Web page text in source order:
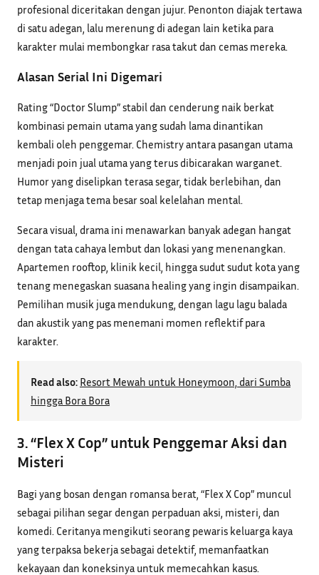
profesional diceritakan dengan jujur. Penonton diajak tertawa
di satu adegan, lalu merenung di adegan lain ketika para
karakter mulai membongkar rasa takut dan cemas mereka.
Alasan Serial Ini Digemari
Rating “Doctor Slump” stabil dan cenderung naik berkat
kombinasi pemain utama yang sudah lama dinantikan
kembali oleh penggemar. Chemistry antara pasangan utama
menjadi poin jual utama yang terus dibicarakan warganet.
Humor yang diselipkan terasa segar, tidak berlebihan, dan
tetap menjaga tema besar soal kelelahan mental.
Secara visual, drama ini menawarkan banyak adegan hangat
dengan tata cahaya lembut dan lokasi yang menenangkan.
Apartemen rooftop, klinik kecil, hingga sudut sudut kota yang
tenang menegaskan suasana healing yang ingin disampaikan.
Pemilihan musik juga mendukung, dengan lagu lagu balada
dan akustik yang pas menemani momen reflektif para
karakter.
Read also: Resort Mewah untuk Honeymoon, dari Sumba
hingga Bora Bora
3. “Flex X Cop” untuk Penggemar Aksi dan
Misteri
Bagi yang bosan dengan romansa berat, “Flex X Cop” muncul
sebagai pilihan segar dengan perpaduan aksi, misteri, dan
komedi. Ceritanya mengikuti seorang pewaris keluarga kaya
yang terpaksa bekerja sebagai detektif, memanfaatkan
kekayaan dan koneksinya untuk memecahkan kasus.